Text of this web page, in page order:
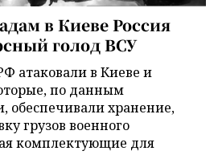
в Киеве Россия
голод ВСУ
атаковали в Киеве и
по данным
обеспечивали хранение,
грузов военного
комплектующие для